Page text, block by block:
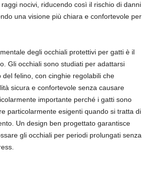
nocivi, riducendo così il rischio di danni
una visione più chiara e confortevole per
degli occhiali protettivi per gatti è il
Gli occhiali sono studiati per adattarsi
del felino, con cinghie regolabili che
sicura e confortevole senza causare
importante perché i gatti sono
particolarmente esigenti quando si tratta di
Un design ben progettato garantisce
gli occhiali per periodi prolungati senza